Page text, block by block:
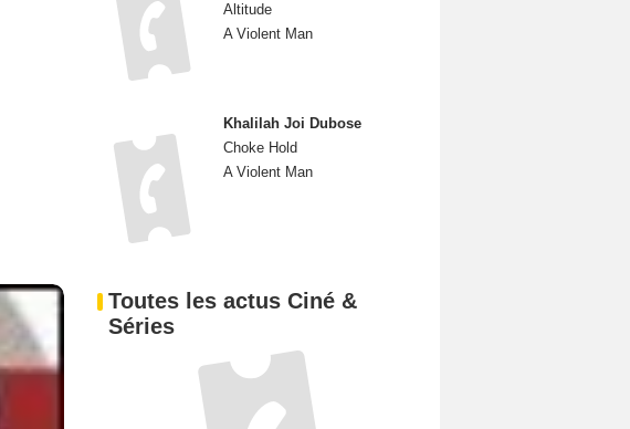
Altitude
A Violent Man
Khalilah Joi Dubose
Choke Hold
A Violent Man
Toutes les actus Ciné &
Séries